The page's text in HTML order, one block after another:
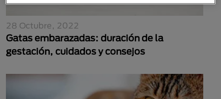
28 Octubre, 2022
Gatas embarazadas: duración de la
gestación, cuidados y consejos